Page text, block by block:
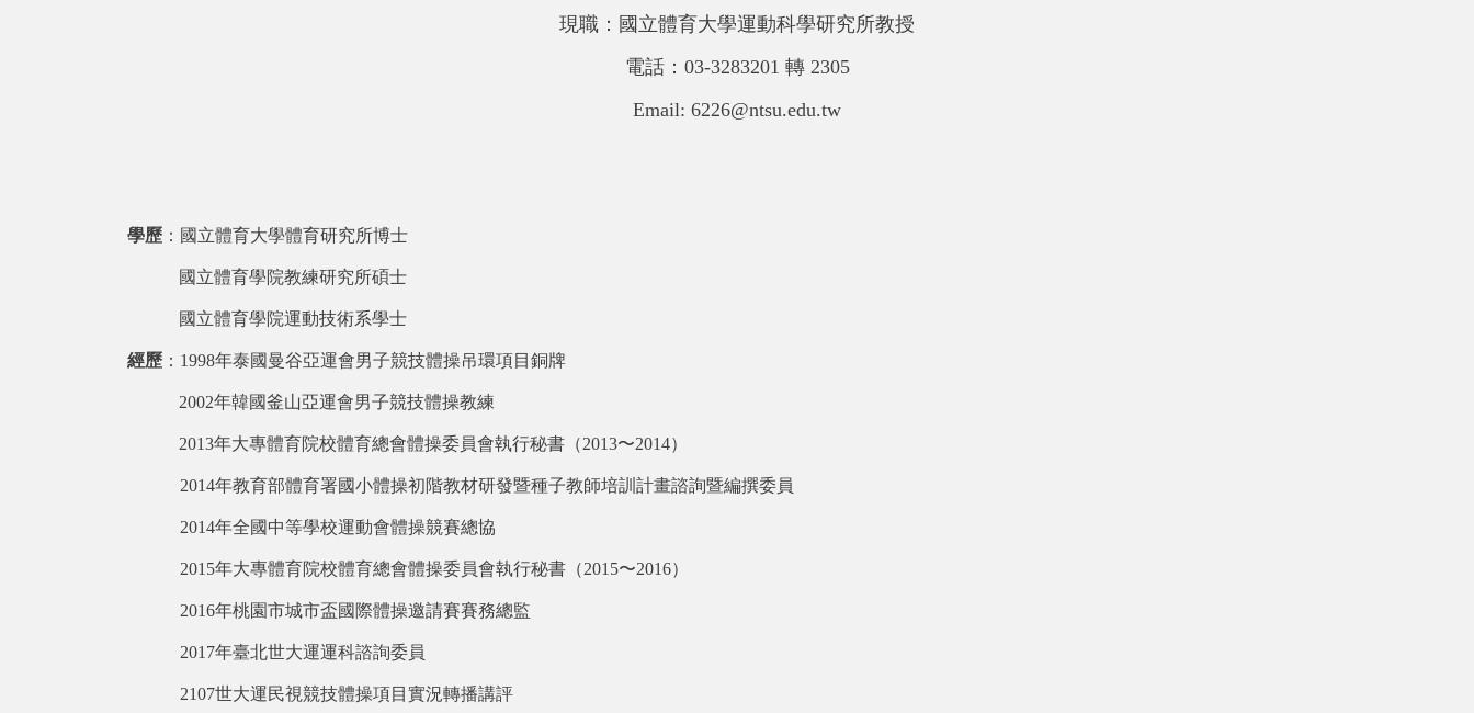
現職：國立體育大學運動科學研究所教授
電話：03-3283201 轉 2305
Email: 6226@ntsu.edu.tw
學歷 ：國立體育大學體育研究所博士
國立體育學院教練研究所碩士
國立體育學院運動技術系學士
經歷 ：1998年泰國曼谷亞運會男子競技體操吊環項目銅牌
2002年韓國釜山亞運會男子競技體操教練
2013年大專體育院校體育總會體操委員會執行秘書（2013〜2014）
2014年教育部體育署國小體操初階教材研發暨種子教師培訓計畫諮詢暨編撰委員
2014年全國中等學校運動會體操競賽總協
2015年大專體育院校體育總會體操委員會執行秘書（2015〜2016）
2016年桃園市城市盃國際體操邀請賽賽務總監
2017年臺北世大運運科諮詢委員
2107世大運民視競技體操項目實況轉播講評